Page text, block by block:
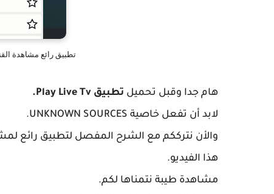
تطبيق رائع مشاهدة
هام جدا وقبل تحميل تطبيق Play Live Tv
.
لابد أن تفعل خاصية UNKNOWN SOURCES.
والأن نترككم مع الشرح المفصل لتطبيق رائع
هذا الفيديو.
مشاهدة طيبة نتمناها لكم.